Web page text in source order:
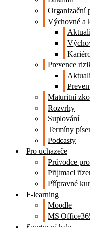
Organizační
Výchovné a
Prevence
Maturitní
Rozvrhy
Suplování
Termíny
Podcasty
Pro uchazeče
Průvodce
Přijímací
Přípravné
E-learning
Moodle
MS